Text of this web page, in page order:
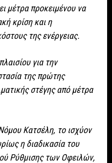
μέτρα προκειμένου να
κρίση και η
της ενέργειας.
για την
της πρώτης
στέγης από μέτρα
Κατσέλη, το ισχύον
η διαδικασία του
Ρύθμισης των Οφειλών,